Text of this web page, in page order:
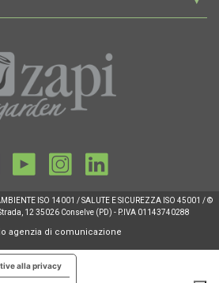
ISO 14001 / SALUTE E SICUREZZA ISO 45001 / ©
12 35026 Conselve (PD) - P.IVA 01143740288
agenzia di comunicazione
alla privacy